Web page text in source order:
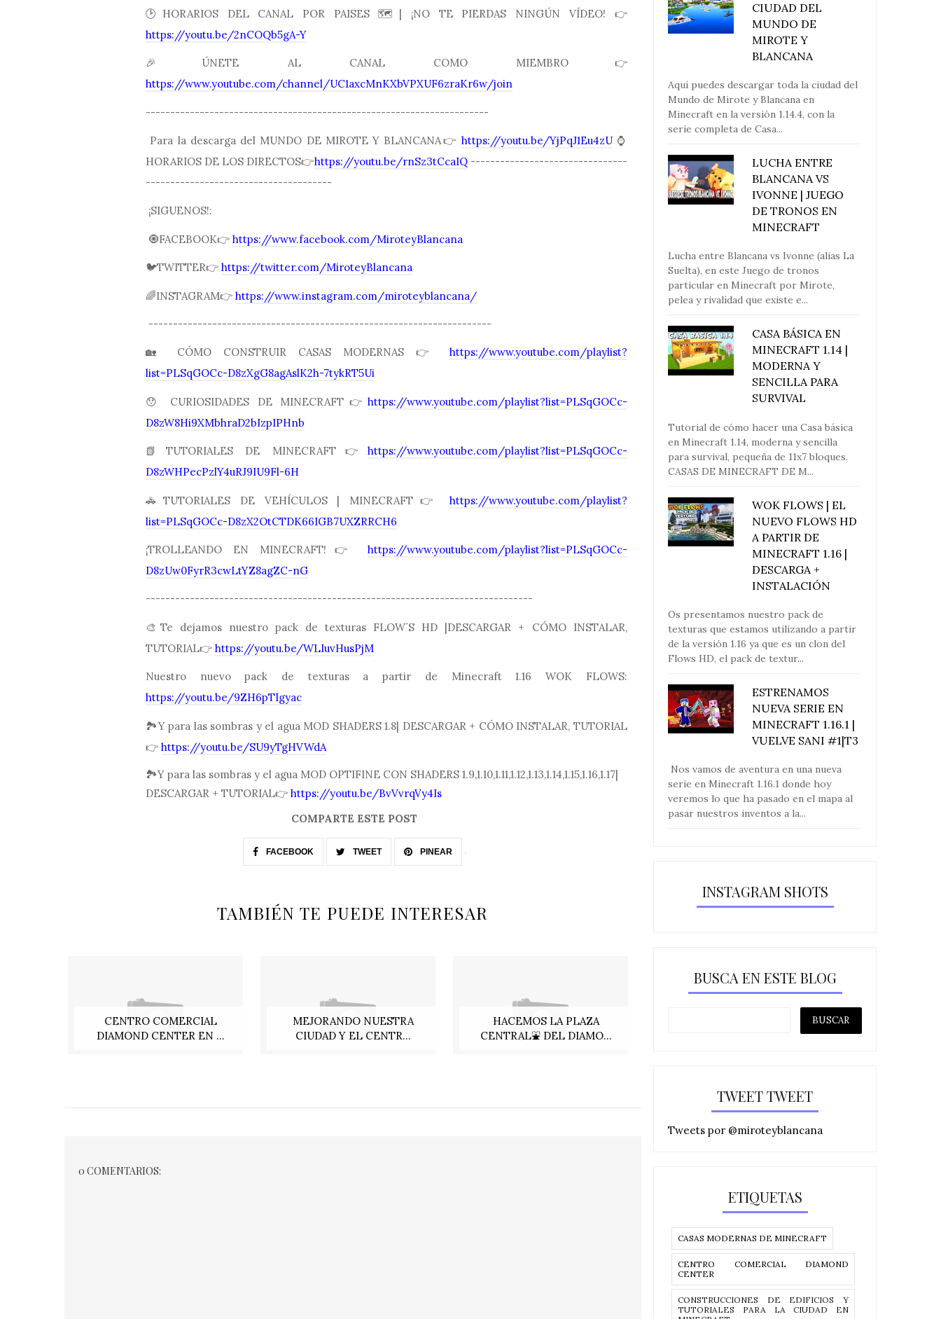
🕑HORARIOS DEL CANAL POR PAISES 🗺| ¡NO TE PIERDAS NINGÚN VÍDEO! 👉
https://youtu.be/2nCOQb5gA-Y
🎉ÚNETE AL CANAL COMO MIEMBRO👉
https://www.youtube.com/channel/UC1axcMnKXbVPXUF6zraKr6w/join
----------------------------------------------------------------------
Para la descarga del MUNDO DE MIROTE Y BLANCANA👉https://youtu.be/YjPqJ1Eu4zU ⌚️
HORARIOS DE LOS DIRECTOS👉https://youtu.be/rnSz3tCcaIQ--------------------------------
--------------------------------------
¡SIGUENOS!:
🧿FACEBOOK👉https://www.facebook.com/MiroteyBlancana
🐦TWITTER👉https://twitter.com/MiroteyBlancana
🌈INSTAGRAM👉https://www.instagram.com/miroteyblancana/
----------------------------------------------------------------------
🏡 CÓMO CONSTRUIR CASAS MODERNAS 👉 https://www.youtube.com/playlist?
list=PLSqGOCc-D8zXgG8agAslK2h-7tykRT5Ui
😯 CURIOSIDADES DE MINECRAFT👉 https://www.youtube.com/playlist?list=PLSqGOCc-
D8zW8Hi9XMbhraD2bIzpIPHnb
📗TUTORIALES DE MINECRAFT👉 https://www.youtube.com/playlist?list=PLSqGOCc-
D8zWHPecPzlY4uRJ9IU9Fl-6H
🚓TUTORIALES DE VEHÍCULOS | MINECRAFT👉 https://www.youtube.com/playlist?
list=PLSqGOCc-D8zX2OtCTDK66IGB7UXZRRCH6
¡TROLLEANDO EN MINECRAFT!👉 https://www.youtube.com/playlist?list=PLSqGOCc-
D8zUw0FyrR3cwLtYZ8agZC-nG
-------------------------------------------------------------------------------
🎨Te dejamos nuestro pack de texturas FLOW´S HD |DESCARGAR + CÓMO INSTALAR,
TUTORIAL👉https://youtu.be/WLIuvHusPjM
Nuestro nuevo pack de texturas a partir de Minecraft 1.16 WOK FLOWS:
https://youtu.be/9ZH6pTIgyac
🏞Y para las sombras y el agua MOD SHADERS 1.8| DESCARGAR + CÓMO INSTALAR, TUTORIAL
👉https://youtu.be/SU9yTgHVWdA
🏞Y para las sombras y el agua MOD OPTIFINE CON SHADERS 1.9,1.10,1.11,1.12,1.13,1.14,1.15,1.16,1.17|
DESCARGAR + TUTORIAL👉https://youtu.be/BvVvrqVy4Is
COMPARTE ESTE POST
FACEBOOK TWEET PINEAR
TAMBIÉN TE PUEDE INTERESAR
CENTRO COMERCIAL
DIAMOND CENTER EN ...
MEJORANDO NUESTRA
CIUDAD Y EL CENTR...
HACEMOS LA PLAZA
CENTRAL⛲ DEL DIAMO...
HACEMOS EL CHILL OUT DEL
0 COMENTARIOS:
CIUDAD DEL
MUNDO DE
MIROTE Y
BLANCANA
Aquí puedes descargar toda la ciudad del
Mundo de Mirote y Blancana en
Minecraft en la versión 1.14.4, con la
serie completa de Casa...
LUCHA ENTRE
BLANCANA VS
IVONNE | JUEGO
DE TRONOS EN
MINECRAFT
Lucha entre Blancana vs Ivonne (alias La
Suelta), en este Juego de tronos
particular en Minecraft por Mirote,
pelea y rivalidad que existe e...
CASA BÁSICA EN
MINECRAFT 1.14 |
MODERNA Y
SENCILLA PARA
SURVIVAL
Tutorial de cómo hacer una Casa básica
en Minecraft 1.14, moderna y sencilla
para survival, pequeña de 11x7 bloques.
CASAS DE MINECRAFT DE M...
WOK FLOWS | EL
NUEVO FLOWS HD
A PARTIR DE
MINECRAFT 1.16 |
DESCARGA +
INSTALACIÓN
Os presentamos nuestro pack de
texturas que estamos utilizando a partir
de la versión 1.16 ya que es un clon del
Flows HD, el pack de textur...
ESTRENAMOS
NUEVA SERIE EN
MINECRAFT 1.16.1 |
VUELVE SANI #1|T3
Nos vamos de aventura en una nueva
serie en Minecraft 1.16.1 donde hoy
veremos lo que ha pasado en el mapa al
pasar nuestros inventos a la...
INSTAGRAM SHOTS
BUSCA EN ESTE BLOG
TWEET TWEET
Tweets por @miroteyblancana
ETIQUETAS
CASAS MODERNAS DE MINECRAFT
CENTRO COMERCIAL DIAMOND
CENTER
CONSTRUCCIONES DE EDIFICIOS Y
TUTORIALES PARA LA CIUDAD EN